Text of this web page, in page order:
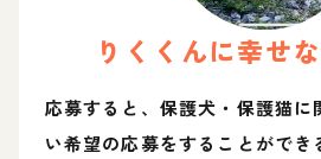
りく くんに幸せ
応募すると、保護犬・保護猫に
い希望の応募をすることができ